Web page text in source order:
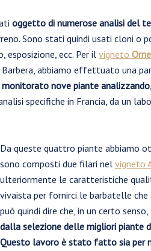
oggetto di numerose analisi del
Sono stati quindi usati cloni o
ecc. Per il vigneto
abbiamo effettuato una
monitorato nove piante
specifiche in Francia, da un
Da queste quattro piante abbiamo
sono composti due filari nel vigneto
ulteriormente le caratteristiche
vivaista per fornirci le barbatelle
può quindi dire che, in un certo senso,
dalla selezione delle migliori piante
Questo lavoro è stato fatto sia per